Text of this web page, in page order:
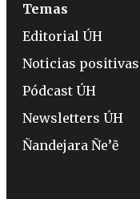
Temas
Editorial ÚH
Noticias positivas
Pódcast ÚH
Newsletters ÚH
Ñandejara Ñe’ẽ